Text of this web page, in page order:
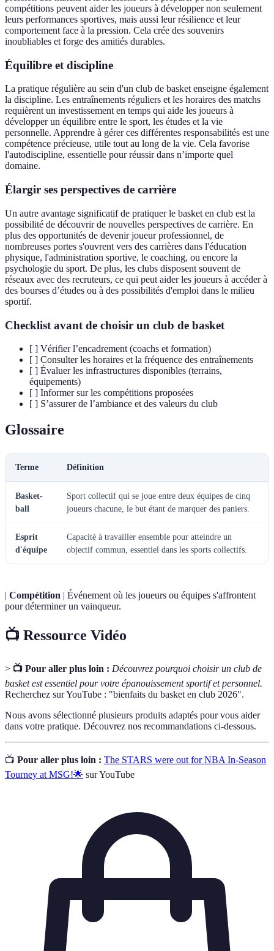
compétitions peuvent aider les joueurs à développer non seulement
leurs performances sportives, mais aussi leur résilience et leur
comportement face à la pression. Cela crée des souvenirs
inoubliables et forge des amitiés durables.
Équilibre et discipline
La pratique régulière au sein d'un club de basket enseigne également
la discipline. Les entraînements réguliers et les horaires des matchs
requièrent un investissement en temps qui aide les joueurs à
développer un équilibre entre le sport, les études et la vie
personnelle. Apprendre à gérer ces différentes responsabilités est une
compétence précieuse, utile tout au long de la vie. Cela favorise
l'autodiscipline, essentielle pour réussir dans n’importe quel
domaine.
Élargir ses perspectives de carrière
Un autre avantage significatif de pratiquer le basket en club est la
possibilité de découvrir de nouvelles perspectives de carrière. En
plus des opportunités de devenir joueur professionnel, de
nombreuses portes s'ouvrent vers des carrières dans l'éducation
physique, l'administration sportive, le coaching, ou encore la
psychologie du sport. De plus, les clubs disposent souvent de
réseaux avec des recruteurs, ce qui peut aider les joueurs à accéder à
des bourses d’études ou à des possibilités d'emploi dans le milieu
sportif.
Checklist avant de choisir un club de basket
[ ] Vérifier l’encadrement (coachs et formation)
[ ] Consulter les horaires et la fréquence des entraînements
[ ] Évaluer les infrastructures disponibles (terrains,
équipements)
[ ] Informer sur les compétitions proposées
[ ] S’assurer de l’ambiance et des valeurs du club
Glossaire
Terme Définition
Basket-
ball
Sport collectif qui se joue entre deux équipes de cinq
joueurs chacune, le but étant de marquer des paniers.
Esprit
d'équipe
Capacité à travailler ensemble pour atteindre un
objectif commun, essentiel dans les sports collectifs.
| Compétition | Événement où les joueurs ou équipes s'affrontent
pour déterminer un vainqueur.
📺 Ressource Vidéo
> 📺 Pour aller plus loin : Découvrez pourquoi choisir un club de
basket est essentiel pour votre épanouissement sportif et personnel.
Recherchez sur YouTube : "bienfaits du basket en club 2026".
Nous avons sélectionné plusieurs produits adaptés pour vous aider
dans votre pratique. Découvrez nos recommandations ci-dessous.
📺 Pour aller plus loin : The STARS were out for NBA In-Season
Tourney at MSG!🌟 sur YouTube